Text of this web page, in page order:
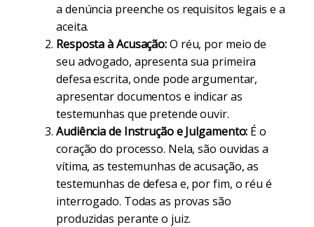
a denúncia preenche os requisitos legais e a
aceita.
Resposta à Acusação:O réu, por meio de
seu advogado, apresenta sua primeira
defesa escrita, onde pode argumentar,
apresentar documentos e indicar as
testemunhas que pretende ouvir.
Audiência de Instrução e Julgamento: É o
coração do processo. Nela, são ouvidas a
vítima, as testemunhas de acusação, as
testemunhas de defesa e, por fim, o réu é
interrogado. Todas as provas são
produzidas perante o juiz.